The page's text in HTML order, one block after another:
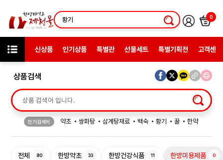
0
신상품 인기상품 특별관 선물세트 특별기획전 고객센터
상품검색
인기검색어 약초 쌍화탕 삼계탕재료 백숙 황기 꿀
한약
전체 80 한방약초 33 한방건강식품 11 한방미용제품 0